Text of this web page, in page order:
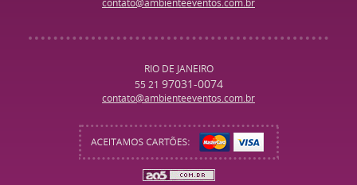
contato@ambienteeventos.com.br
RIO DE JANEIRO
55 21 97031-0074
contato@ambienteeventos.com.br